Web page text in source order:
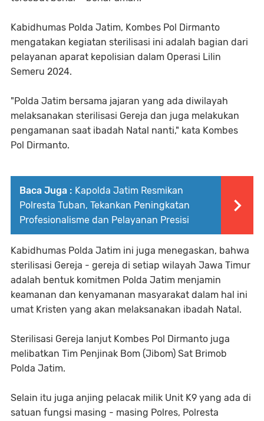
Kabidhumas Polda Jatim, Kombes Pol Dirmanto
mengatakan kegiatan sterilisasi ini adalah bagian dari
pelayanan aparat kepolisian dalam Operasi Lilin
Semeru 2024.
"Polda Jatim bersama jajaran yang ada diwilayah
melaksanakan sterilisasi Gereja dan juga melakukan
pengamanan saat ibadah Natal nanti," kata Kombes
Pol Dirmanto.
Baca Juga : Kapolda Jatim Resmikan
Polresta Tuban, Tekankan Peningkatan
Profesionalisme dan Pelayanan Presisi
Kabidhumas Polda Jatim ini juga menegaskan, bahwa
sterilisasi Gereja - gereja di setiap wilayah Jawa Timur
adalah bentuk komitmen Polda Jatim menjamin
keamanan dan kenyamanan masyarakat dalam hal ini
umat Kristen yang akan melaksanakan ibadah Natal.
Sterilisasi Gereja lanjut Kombes Pol Dirmanto juga
melibatkan Tim Penjinak Bom (Jibom) Sat Brimob
Polda Jatim.
Selain itu juga anjing pelacak milik Unit K9 yang ada di
satuan fungsi masing - masing Polres, Polresta